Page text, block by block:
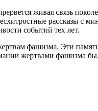
живая связь
рассказы с
событий тех лет.
фашизма. Эти
жертвами фашизма